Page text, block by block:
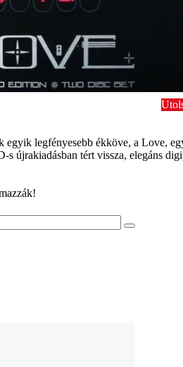
egyik legfényesebb ékköve, a Love,
s újrakiadásban tért vissza, elegáns